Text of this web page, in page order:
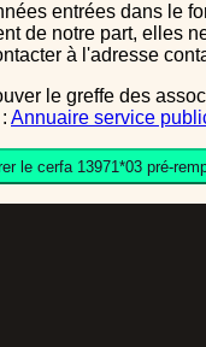
de notre part, elles
à l'adresse
Annuaire service
le cerfa 13971*03 pré-